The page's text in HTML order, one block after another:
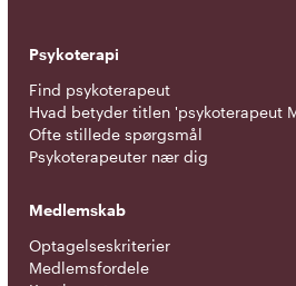
Psykoterapi
Find psykoterapeut
Hvad betyder titlen 'psykoterapeut
Ofte stillede spørgsmål
Psykoterapeuter nær dig
Medlemskab
Optagelseskriterier
Medlemsfordele